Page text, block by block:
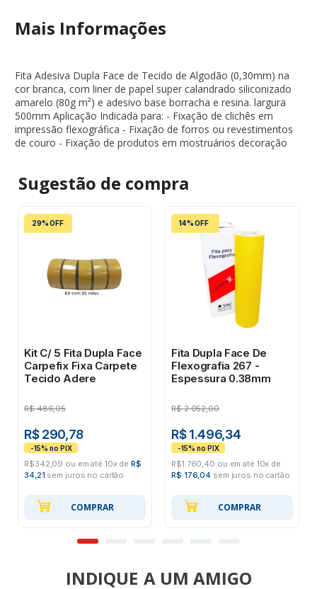
Mais Informações
Fita Adesiva Dupla Face de Tecido de Algodão (0,30mm) na
cor branca, com liner de papel super calandrado siliconizado
amarelo (80g m²) e adesivo base borracha e resina. largura
500mm Aplicação Indicada para: - Fixação de clichês em
impressão flexográfica - Fixação de forros ou revestimentos
de couro - Fixação de produtos em mostruários decoração
Sugestão de compra
29% OFF
Kit C/ 5 Fita Dupla Face
Carpefix Fixa Carpete
Tecido Adere
R$ 486,05
R$ 290,78
R$342,09 ou em até 10x deR$
34,21 sem juros no cartão
COMPRAR
14% OFF
Fita Dupla Face De
Flexografia 267 -
Espessura 0.38mm
R$ 2.052,00
R$ 1.496,34
R$1.760,40 ou em até 10x de
R$ 176,04 sem juros no cartão
COMPRAR
INDIQUE